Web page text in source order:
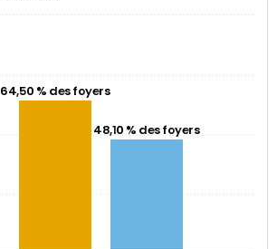
64,50 % des foyers
48,10 % des foyers